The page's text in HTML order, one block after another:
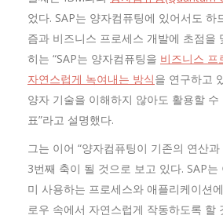
었다. SAP는 양자컴퓨팅에 있어서도 하
즘과 비즈니스 프로세스 개발에 초점을
히는 “SAP는 양자컴퓨팅을 비즈니스 프
자연스럽게 녹여내는 방식을 연구하고
양자 기술을 이해하지 않아도 활용할
표”라고 설명했다.
그는 이어 “양자컴퓨팅이 기존의 연산
3번째 축이 될 것으로 보고 있다. SAP는
미 사용하는 프로세스와 애플리케이션
로우 속에서 자연스럽게 작동하도록 할